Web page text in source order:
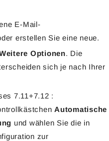
E-Mail-
erstellen Sie eine neue.
Optionen. Die
sich je nach Ihrer
7.11+7.12 :
Automatische
und wählen Sie die in
zur